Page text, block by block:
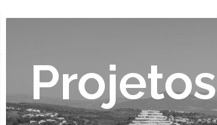
Projetos